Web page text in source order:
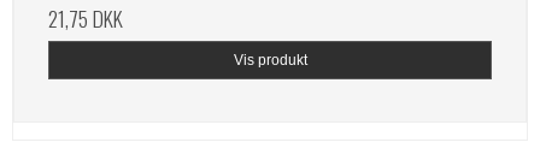
21,75 DKK
Vis produkt